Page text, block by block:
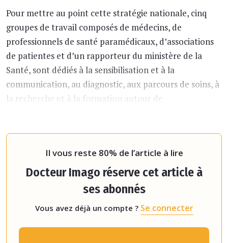
Pour mettre au point cette stratégie nationale, cinq
groupes de travail composés de médecins, de
professionnels de santé paramédicaux, d’associations
de patientes et d’un rapporteur du ministère de la
Santé, sont dédiés à la sensibilisation et à la
communication, au diagnostic, aux parcours de soins, à
la recherche et à la formation autour de
Il vous reste 80% de l’article à lire
Docteur Imago réserve cet article à
ses abonnés
Vous avez déjà un compte ? Se connecter